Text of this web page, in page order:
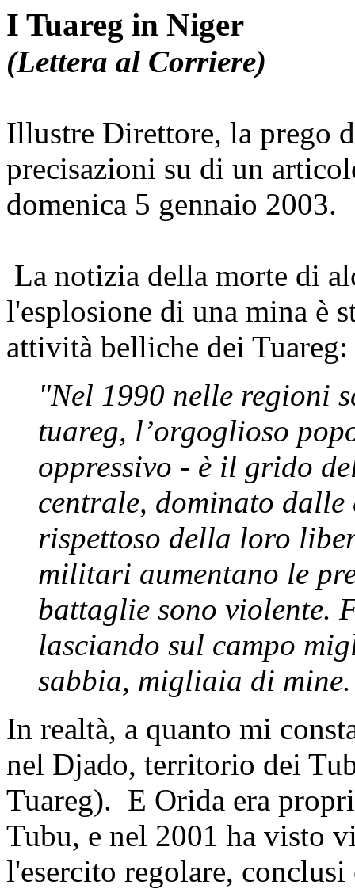
I Tuareg in Niger
(Lettera al Corriere)
Illustre Direttore, la prego
precisazioni su di un
domenica 5 gennaio 2003.
La notizia della morte di
l'esplosione di una mina è
attività belliche dei Tuareg:
"Nel 1990 nelle regioni
tuareg, l’orgoglioso
oppressivo - è il grido
centrale, dominato dalle
rispettoso della loro
militari aumentano le
battaglie sono violente.
lasciando sul campo
sabbia, migliaia di
In realtà, a quanto mi
nel Djado, territorio dei
Tuareg). E Orida era
Tubu, e nel 2001 ha visto
l'esercito regolare,